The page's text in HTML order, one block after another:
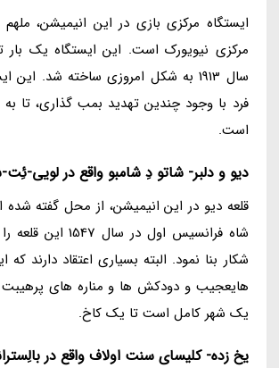
ایستگاه مرکزی بازی در این انیمیشن، ملهم
مرکزی نیویورک است. این ایستگاه یک
سال 1913 به شکل امروزی ساخته شد.
فرد با وجود چندین تهدید بمب گذاری، تا به
است.
دیو و دلبر- شاتو دِ شامبو واقع در لویی-
قلعه دیو در این انیمیشن، از محل گفته شده
شاه فرانسیس اول در
شکار بنا نمود. البته بسیاری اعتقاد دارند
هایعجیب و دودکش ها و مناره های
یک شهر کامل است تا یک کاخ.
یخ زده- کلیسای سنت اولاف واقع در